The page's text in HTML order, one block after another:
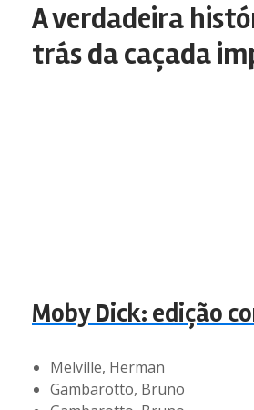
A verdadeira
trás da caçada
Moby Dick: edição
Melville, Herman
Gambarotto, Bruno